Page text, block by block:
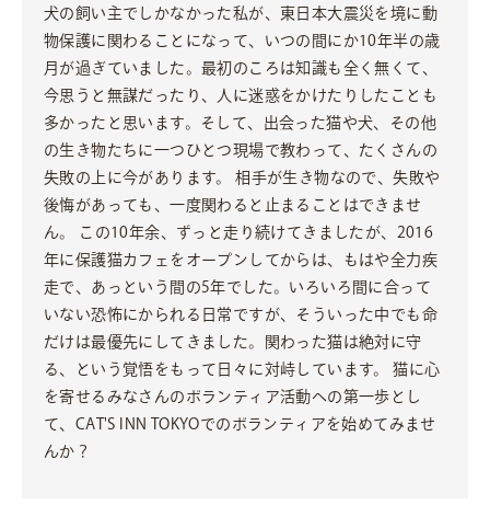
犬の飼い主でしかなかった私が、東日本大震災を境に動
物保護に関わることになって、いつの間にか10年半の歳
月が過ぎていました。最初のころは知識も全く無くて、
今思うと無謀だったり、人に迷惑をかけたりしたことも
多かったと思います。そして、出会った猫や犬、その他
の生き物たちに一つひとつ現場で教わって、たくさんの
失敗の上に今があります。 相手が生き物なので、失敗や
後悔があっても、一度関わると止まることはできませ
ん。 この10年余、ずっと走り続けてきましたが、2016
年に保護猫カフェをオープンしてからは、もはや全力疾
走で、あっという間の5年でした。いろいろ間に合って
いない恐怖にかられる日常ですが、そういった中でも命
だけは最優先にしてきました。関わった猫は絶対に守
る、という覚悟をもって日々に対峙しています。 猫に心
を寄せるみなさんのボランティア活動への第一歩とし
て、CAT'S INN TOKYOでのボランティアを始めてみませ
んか？